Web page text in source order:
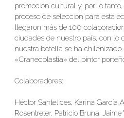
promoción cultural y, por lo
proceso de selección para esta
llegaron más de 100
ciudades de nuestro país, con lo
nuestra botella se ha
«Craneoplastia» del pintor
Colaboradores:
Héctor Santelices, Karina García
Rosentreter, Patricio Bruna,